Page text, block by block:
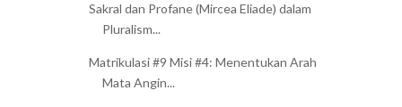
Sakral dan Profane (Mircea Eliade) dalam
Pluralism...
Matrikulasi #9 Misi #4: Menentukan Arah
Mata Angin...